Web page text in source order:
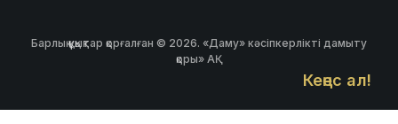
Кеңес ал!
Барлық құқықтар қорғалған © 2026. «Даму» кәсіпкерлікті дамыту
қоры» АҚ